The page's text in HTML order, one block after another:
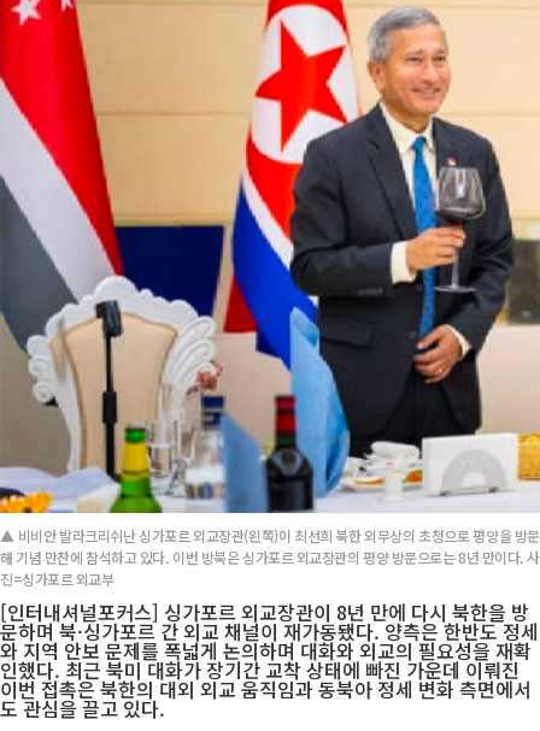
▲ 비비안 발라크리쉬난 싱가포르 외교장관(왼쪽)이 최선희 북한 외무상의 초청으로 평양을 방문
해 기념 만찬에 참석하고 있다. 이번 방북은 싱가포르 외교장관의 평양 방문으로는 8년 만이다. 사
진=싱가포르 외교부
[인터내셔널포커스] 싱가포르 외교장관이 8년 만에 다시 북한을 방
문하며 북·싱가포르 간 외교 채널이 재가동됐다. 양측은 한반도 정세
와 지역 안보 문제를 폭넓게 논의하며 대화와 외교의 필요성을 재확
인했다. 최근 북미 대화가 장기간 교착 상태에 빠진 가운데 이뤄진
이번 접촉은 북한의 대외 외교 움직임과 동북아 정세 변화 측면에서
도 관심을 끌고 있다.